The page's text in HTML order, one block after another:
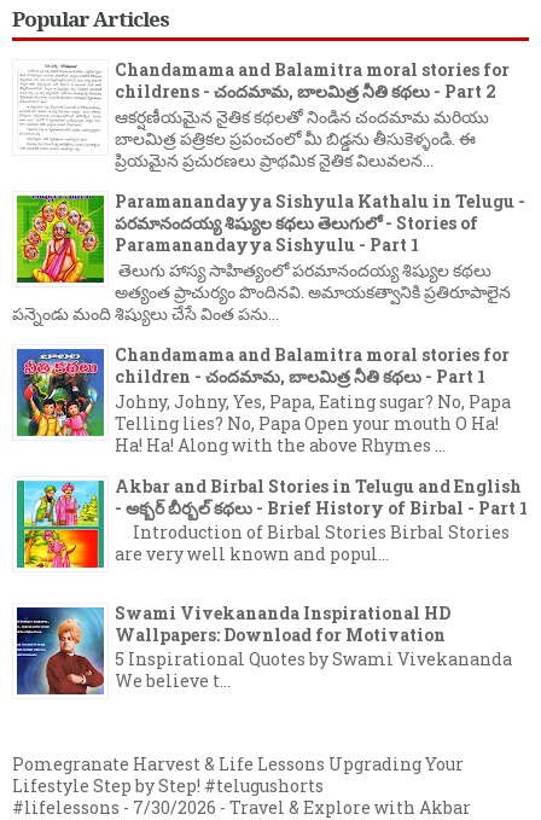
Popular Articles
Chandamama and Balamitra moral stories for
childrens - చందమామ, బాలమిత్ర నీతి కథలు - Part 2
ఆకర్షణీయమైన నైతిక కథలతో నిండిన చందమామ మరియు
బాలమిత్ర పత్రికల ప్రపంచంలో మీ బిడ్డను తీసుకెళ్ళండి. ఈ
ప్రియమైన ప్రచురణలు ప్రాథమిక నైతిక విలువలన...
Paramanandayya Sishyula Kathalu in Telugu -
పరమానందయ్య శిష్యుల కథలు తెలుగులో - Stories of
Paramanandayya Sishyulu - Part 1
తెలుగు హాస్య సాహిత్యంలో పరమానందయ్య శిష్యుల కథలు
అత్యంత ప్రాచుర్యం పొందినవి. అమాయకత్వానికి ప్రతిరూపాలైన
పన్నెండు మంది శిష్యులు చేసే వింత పను...
Chandamama and Balamitra moral stories for
children - చందమామ, బాలమిత్ర నీతి కథలు - Part 1
Johny, Johny, Yes, Papa, Eating sugar? No, Papa
Telling lies? No, Papa Open your mouth O Ha!
Ha! Ha! Along with the above Rhymes ...
Akbar and Birbal Stories in Telugu and English
- అక్బర్ బీర్బల్ కథలు - Brief History of Birbal - Part 1
Introduction of Birbal Stories Birbal Stories
are very well known and popul...
Swami Vivekananda Inspirational HD
Wallpapers: Download for Motivation
5 Inspirational Quotes by Swami Vivekananda
We believe t...
Pomegranate Harvest & Life Lessons Upgrading Your
Lifestyle Step by Step! #telugushorts
#lifelessons - 7/30/2026 - Travel & Explore with Akbar